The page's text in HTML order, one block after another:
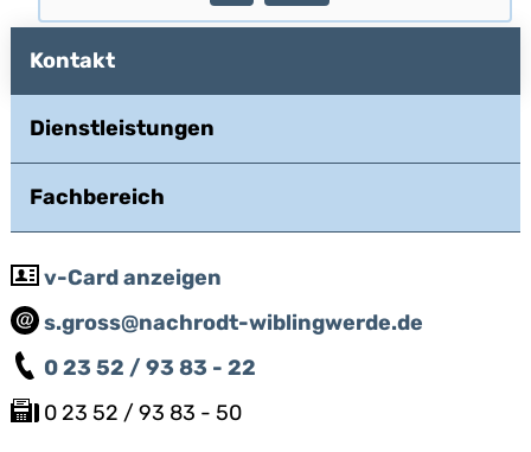
Kontakt
Dienstleistungen
Fachbereich
v-Card anzeigen
s.gross@nachrodt-wiblingwerde.de
0 23 52 / 93 83 - 22
0 23 52 / 93 83 - 50